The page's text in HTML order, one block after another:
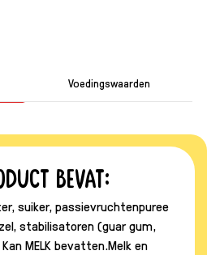
Voedingswaarden
bevat:
suiker, passievruchtenpuree
stabilisatoren (guar gum,
MELK bevatten.Melk en